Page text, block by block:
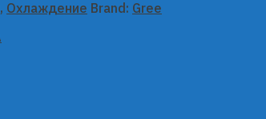
, Охлаждение Brand: Gree